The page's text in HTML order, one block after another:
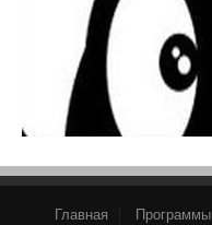
Главная Программы